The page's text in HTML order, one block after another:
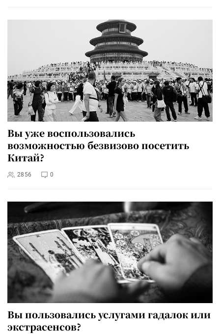
Вы уже воспользовались
возможностью безвизово посетить
Китай?
2856 0
Вы пользовались услугами гадалок или
экстрасенсов?